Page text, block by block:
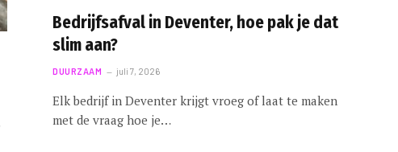
Bedrijfsafval in Deventer, hoe pak je dat
slim aan?
DUURZAAM juli 7, 2026
Elk bedrijf in Deventer krijgt vroeg of laat te maken
met de vraag hoe je…